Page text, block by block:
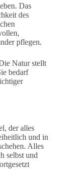
Das
des
pflegen.
Natur stellt
bedarf
der alles
und in
Alles
selbst und